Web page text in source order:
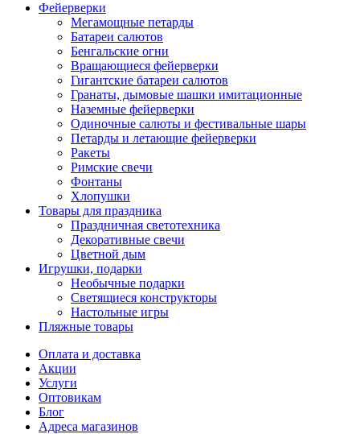
Фейерверки
Мегамощные петарды
Батареи салютов
Бенгальские огни
Вращающиеся фейерверки
Гигантские батареи салютов
Гранаты, дымовые шашки имитационные
Наземные фейерверки
Одиночные салюты и фестивальные шары
Петарды и летающие фейерверки
Ракеты
Римские свечи
Фонтаны
Хлопушки
Товары для праздника
Праздничная светотехника
Декоративные свечи
Цветной дым
Игрушки, подарки
Необычные подарки
Светящиеся конструкторы
Настольные игры
Пляжные товары
Оплата и доставка
Акции
Услуги
Оптовикам
Блог
Адреса магазинов